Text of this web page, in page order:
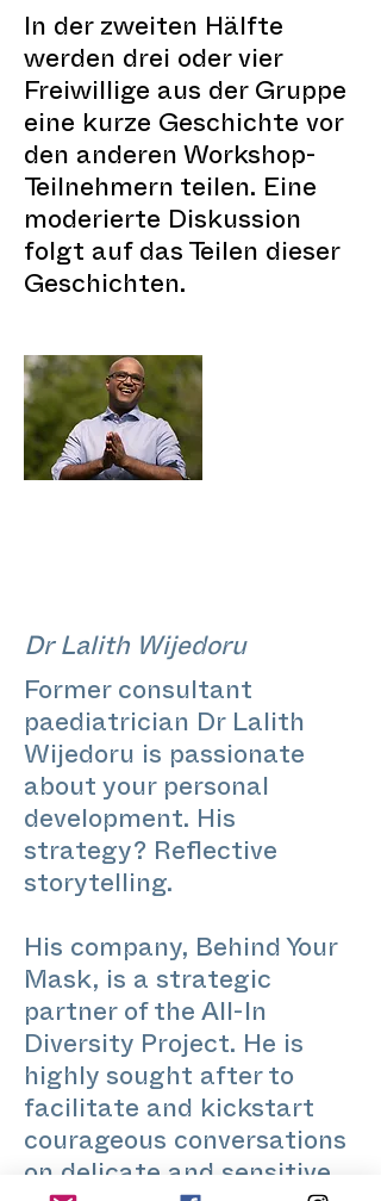
In der zweiten Hälfte
werden drei oder vier
Freiwillige aus der Gruppe
eine kurze Geschichte vor
den anderen Workshop-
Teilnehmern teilen. Eine
moderierte Diskussion
folgt auf das Teilen dieser
Geschichten.
Dr Lalith Wijedoru
Former consultant
paediatrician Dr Lalith
Wijedoru is passionate
about your personal
development. His
strategy? Reflective
storytelling.
His company, Behind Your
Mask, is a strategic
partner of the All-In
Diversity Project. He is
highly sought after to
facilitate and kickstart
courageous conversations
on delicate and sensitive